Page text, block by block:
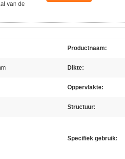
van de
Productnaam:
Dikte:
Oppervlakte:
Structuur:
Specifiek gebruik: